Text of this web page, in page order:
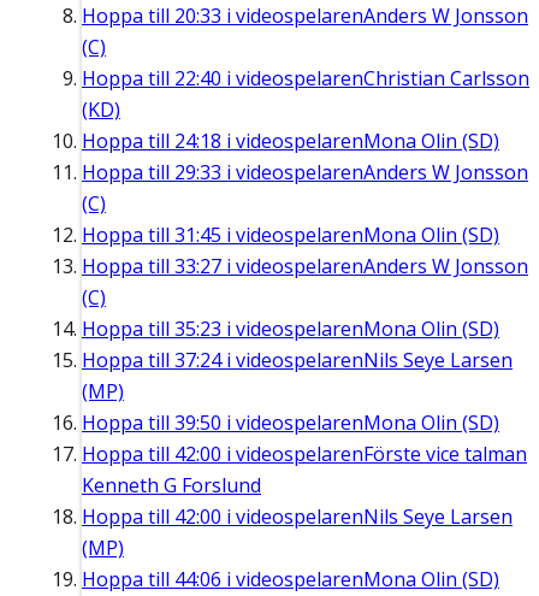
Hoppa till 20:33 i videospelarenAnders W Jonsson
(C)
Hoppa till 22:40 i videospelarenChristian Carlsson
(KD)
Hoppa till 24:18 i videospelarenMona Olin (SD)
Hoppa till 29:33 i videospelarenAnders W Jonsson
(C)
Hoppa till 31:45 i videospelarenMona Olin (SD)
Hoppa till 33:27 i videospelarenAnders W Jonsson
(C)
Hoppa till 35:23 i videospelarenMona Olin (SD)
Hoppa till 37:24i videospelarenNils Seye Larsen
(MP)
Hoppa till 39:50 i videospelarenMona Olin (SD)
Hoppa till 42:00 i videospelarenFörste vice talman
Kenneth G Forslund
Hoppa till 42:00 i videospelarenNils Seye Larsen
(MP)
Hoppa till 44:06 i videospelarenMona Olin (SD)